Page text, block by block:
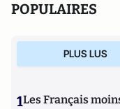
POPULAIRES
PLUS LUS
1Les Français